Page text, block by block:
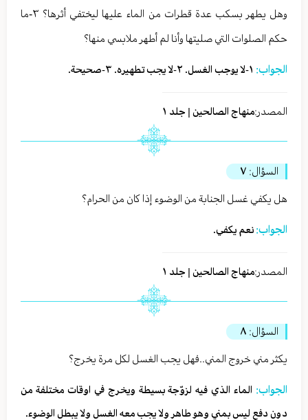
وهل يطهر بسكب عدة قطرات من الماء عليها ليختفي أثرها؟ ٣-ما
حكم الصلوات التي صليتها وأنا لم أطهر ملابسي منها؟
الجواب: ١-لا يوجب الغسل. ٢-لا يجب تطهيره. ٣-صحيحة.
المصدر:منهاج الصالحين | جلد ١
السؤال: ٧
هل يكفي غسل الجنابة من الوضوء إذا كان من الحرام؟
الجواب: نعم يكفي.
المصدر:منهاج الصالحين | جلد ١
السؤال: ٨
يكثر مني خروج المني..فهل يجب الغسل لكل مرة يخرج؟
الجواب: الماء الذي فيه لزوّجة بسيطة ويخرج في اوقات مختلفة من
دون دفع ليس بمني وهو طاهر ولا يجب معه الغسل ولا يبطل الوضوء.